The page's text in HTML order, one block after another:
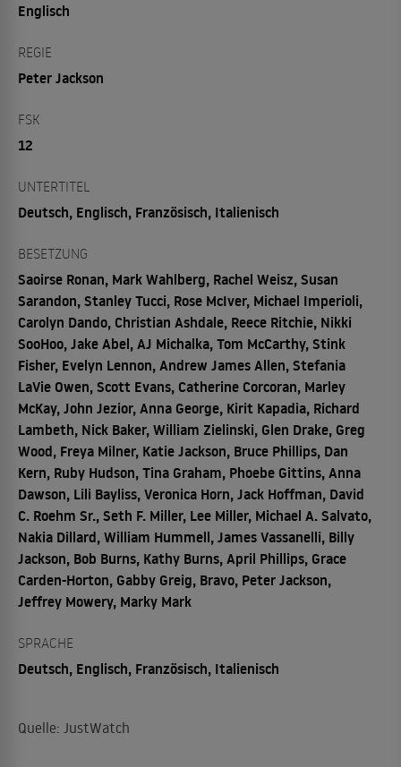
Englisch
REGIE
Peter Jackson
FSK
12
UNTERTITEL
Deutsch, Englisch, Französisch, Italienisch
BESETZUNG
Saoirse Ronan, Mark Wahlberg, Rachel Weisz, Susan
Sarandon, Stanley Tucci, Rose McIver, Michael Imperioli,
Carolyn Dando, Christian Ashdale, Reece Ritchie, Nikki
SooHoo, Jake Abel, AJ Michalka, Tom McCarthy, Stink
Fisher, Evelyn Lennon, Andrew James Allen, Stefania
LaVie Owen, Scott Evans, Catherine Corcoran, Marley
McKay, John Jezior, Anna George, Kirit Kapadia, Richard
Lambeth, Nick Baker, William Zielinski, Glen Drake, Greg
Wood, Freya Milner, Katie Jackson, Bruce Phillips, Dan
Kern, Ruby Hudson, Tina Graham, Phoebe Gittins, Anna
Dawson, Lili Bayliss, Veronica Horn, Jack Hoffman, David
C. Roehm Sr., Seth F. Miller, Lee Miller, Michael A. Salvato,
Nakia Dillard, William Hummell, James Vassanelli, Billy
Jackson, Bob Burns, Kathy Burns, April Phillips, Grace
Carden-Horton, Gabby Greig, Bravo, Peter Jackson,
Jeffrey Mowery, Marky Mark
SPRACHE
Deutsch, Englisch, Französisch, Italienisch
Quelle: JustWatch